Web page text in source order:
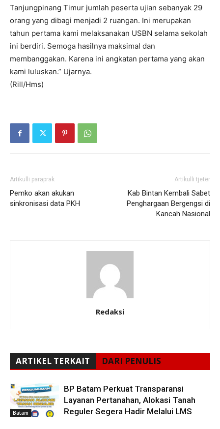
Tanjungpinang Timur jumlah peserta ujian sebanyak 29
orang yang dibagi menjadi 2 ruangan. Ini merupakan
tahun pertama kami melaksanakan USBN selama sekolah
ini berdiri. Semoga hasilnya maksimal dan
membanggakan. Karena ini angkatan pertama yang akan
kami luluskan.” Ujarnya.
(Rill/Hms)
Artikulli paraprak
Pemko akan akukan
sinkronisasi data PKH
Artikulli tjetër
Kab Bintan Kembali Sabet
Penghargaan Bergengsi di
Kancah Nasional
Redaksi
ARTIKEL TERKAIT DARI PENULIS
Batam
BP Batam Perkuat Transparansi
Layanan Pertanahan, Alokasi Tanah
Reguler Segera Hadir Melalui LMS